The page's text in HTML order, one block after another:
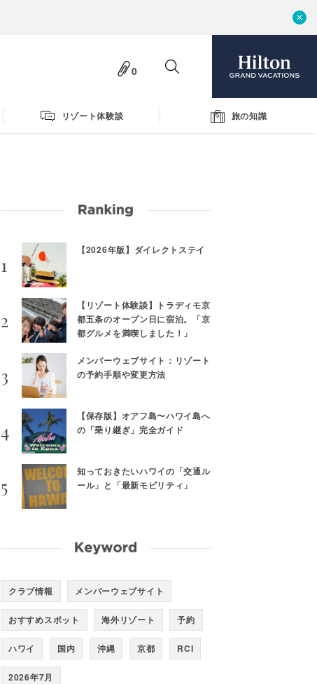
0
リゾート体験談 旅の知識
【2026年版】ダイレクトステイ
【リゾート体験談】トラディモ京
都五条のオープン日に宿泊。「京
都グルメを満喫しました！」
メンバーウェブサイト：リゾート
の予約手順や変更方法
【保存版】オアフ島〜ハワイ島へ
の「乗り継ぎ」完全ガイド
知っておきたいハワイの「交通ル
ール」と「最新モビリティ」
クラブ情報 メンバーウェブサイト
おすすめスポット 海外リゾート 予約
ハワイ 国内 沖縄 京都 RCI
2026年7月